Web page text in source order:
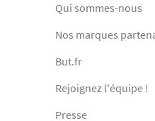
Qui sommes-nous
Nos marques
But.fr
Rejoignez l'équipe !
Presse